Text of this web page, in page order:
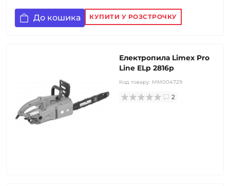
До кошика КУПИТИ У РОЗСТРОЧКУ
Електропила Limex Pro
Line ELp 2816р
Код товару: MM004729
2